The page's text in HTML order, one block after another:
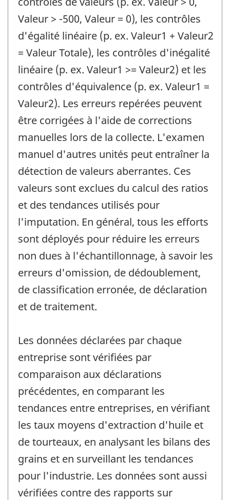
Valeur > -500, Valeur = 0), les contrôles
d'égalité linéaire (p. ex. Valeur1 + Valeur2
= Valeur Totale), les contrôles d'inégalité
linéaire (p. ex. Valeur1 >= Valeur2) et les
contrôles d'équivalence (p. ex. Valeur1 =
Valeur2). Les erreurs repérées peuvent
être corrigées à l'aide de corrections
manuelles lors de la collecte. L'examen
manuel d'autres unités peut entraîner la
détection de valeurs aberrantes. Ces
valeurs sont exclues du calcul des ratios
et des tendances utilisés pour
l'imputation. En général, tous les efforts
sont déployés pour réduire les erreurs
non dues à l'échantillonnage, à savoir les
erreurs d'omission, de dédoublement,
de classification erronée, de déclaration
et de traitement.
Les données déclarées par chaque
entreprise sont vérifiées par
comparaison aux déclarations
précédentes, en comparant les
tendances entre entreprises, en vérifiant
les taux moyens d'extraction d'huile et
de tourteaux, en analysant les bilans des
grains et en surveillant les tendances
pour l'industrie. Les données sont aussi
vérifiées contre des rapports sur